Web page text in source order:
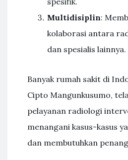
Multidisiplin:
kolaborasi antara
dan spesialis lainnya.
Banyak rumah sakit di
Cipto Mangunkusumo,
pelayanan radiologi
menangani kasus-kasus
dan membutuhkan